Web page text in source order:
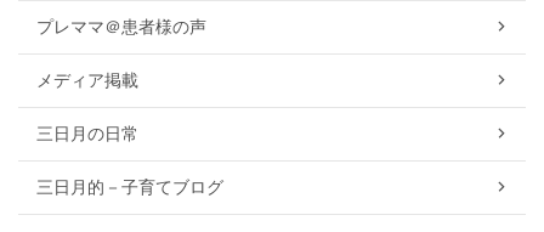
プレママ＠患者様の声
メディア掲載
三日月の日常
三日月的－子育てブログ